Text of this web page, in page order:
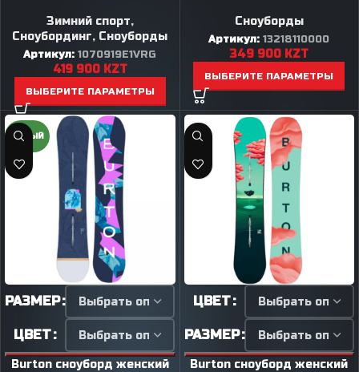
Зимний спорт,
Сноубординг, Сноуборды
Артикул:1070919E1VRG
419 900 KZT
ВЫБЕРИТЕ ПАРАМЕТРЫ
Сноуборды
Артикул:13218110000
349 900 KZT
ВЫБЕРИТЕ ПАРАМЕТРЫ
НОВЫЙ
РАЗМЕР
ЦВЕТ
Burton сноуборд женский
ЦВЕТ
РАЗМЕР
Burton сноуборд женский